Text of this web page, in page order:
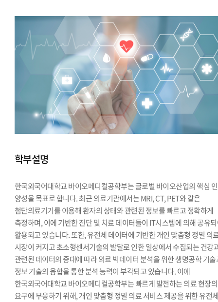
학부설명
한국외국어대학교 바이오메디컬공학부는 글로벌 바이오산업의 핵심
양성을 목표로 합니다. 최근 의료기관에서는 MRI, CT, PET와 같은
첨단의료기기를 이용해 환자의 상태와 관련된 정보를 빠르고 정확하게
측정하며, 이에 기반한 진단 및 치료 데이터들이 IT시스템에 의해 공유
활용되고 있습니다. 또한, 유전체 데이터에 기반한 개인 맞춤형 정밀 의
시장이 커지고 초소형센서기술의 발달로 인한 일상에서 수집되는 건강
관련된 데이터의 증대에 따라 의료 빅데이터 분석을 위한 생명공학 기
정보 기술의 융합을 통한 분석 능력이 부각되고 있습니다. 이에
한국외국어대학교 바이오메디컬공학부는 빠르게 발전하는 의료 현장의
요구에 부응하기 위해, 개인 맞춤형 정밀 의료 서비스 제공을 위한 유전